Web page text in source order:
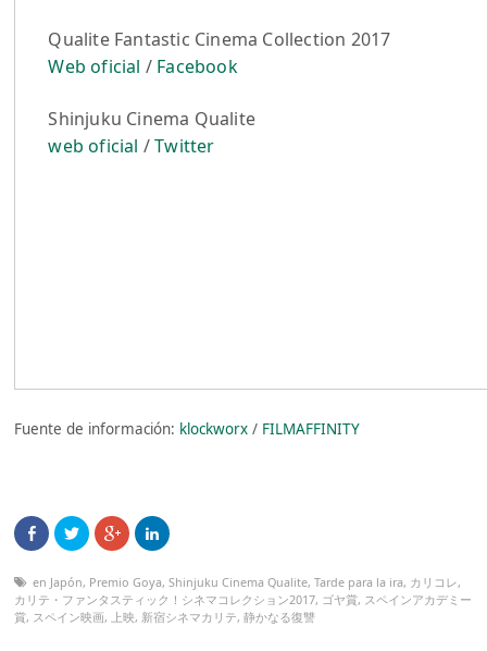
Qualite Fantastic Cinema Collection 2017
Web oficial / Facebook
Shinjuku Cinema Qualite
web oficial /Twitter
Fuente de información: klockworx / FILMAFFINITY
en Japón, Premio Goya,Shinjuku Cinema Qualite,Tarde para la ira, カリコレ,
カリテ・ファンタスティック！シネマコレクション2017, ゴヤ賞, スペインアカデミー
賞, スペイン映画, 上映, 新宿シネマカリテ,静かなる復讐